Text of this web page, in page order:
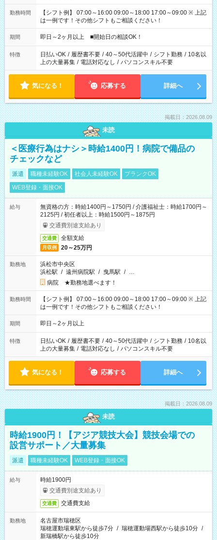
勤務時間
【シフト例】 07:00～16:00 09:00～18:00 17:00～09:00 ※ 上記
は一例です！その他シフトもご相談ください！
期間 即日～2ヶ月以上 ■開始日の相談OK！
特徴 日払いOK / 履歴書不要 / 40～50代活躍中 / シフト勤務 / 10名以
上の大量募集 / 電話対応なし / パソコンスキル不要
気になる！ 応募する 詳細へ
掲載日：2026.08.09
未読
＜医療行為はナシ＞時給1400円！病院で備品の
チェックなど
派遣 職種未経験OK 社会人未経験OK
ブランクOK
WEB登録・面接OK
給与
無資格の方：時給1400円～1750円 / 介護福祉士：時給1700円～
2125円 / 初任者以上：時給1500円～1875円
交通費別途支給あり
交通費 全額支給
月収例 20～25万円
勤務地
浜松市中央区
浜松駅 / 遠州病院駅 / 曳馬駅 / …
病院 ★勤務地選べます！
勤務時間
【シフト例】 07:00～16:00 09:00～18:00 17:00～09:00 ※ 上記
は一例です！その他シフトもご相談ください！
期間 即日～2ヶ月以上
特徴 日払いOK / 履歴書不要 / 40～50代活躍中 / シフト勤務 / 10名以
上の大量募集 / 電話対応なし / パソコンスキル不要
気になる！ 応募する 詳細へ
掲載日：2026.08.09
未読
時給1900円！【アジア競技大会】競技会場での
設営サポート／大量募集
派遣 職種未経験OK WEB登録・面接OK
給与
時給1900円
交通費別途支給あり
交通費 交通費支給
勤務地
名古屋市瑞穂区
瑞穂運動場東駅から徒歩7分 / 瑞穂運動場西駅から徒歩10分 /
新瑞橋駅から徒歩10分